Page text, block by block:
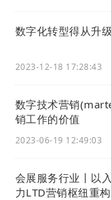
客服人员在与客
点击“分享”发
网帮助中心，通
运营分析与持续
定期分析问答的“
津的内容。根据
数字化转型得从升
2023-12-18 17:28:43
数字技术营销
销工作的价值
2023-06-19 12:49:03
会展服务行业丨以
力LTD营销枢纽重